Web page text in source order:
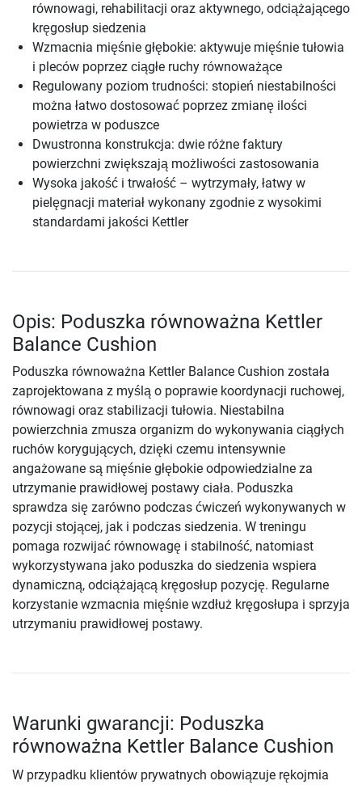
równowagi, rehabilitacji oraz aktywnego, odciążającego
kręgosłup siedzenia
Wzmacnia mięśnie głębokie: aktywuje mięśnie tułowia
i pleców poprzez ciągłe ruchy równoważące
Regulowany poziom trudności: stopień niestabilności
można łatwo dostosować poprzez zmianę ilości
powietrza w poduszce
Dwustronna konstrukcja: dwie różne faktury
powierzchni zwiększają możliwości zastosowania
Wysoka jakość i trwałość – wytrzymały, łatwy w
pielęgnacji materiał wykonany zgodnie z wysokimi
standardami jakości Kettler
Opis: Poduszka równoważna Kettler
Balance Cushion
Poduszka równoważna Kettler Balance Cushion została
zaprojektowana z myślą o poprawie koordynacji ruchowej,
równowagi oraz stabilizacji tułowia. Niestabilna
powierzchnia zmusza organizm do wykonywania ciągłych
ruchów korygujących, dzięki czemu intensywnie
angażowane są mięśnie głębokie odpowiedzialne za
utrzymanie prawidłowej postawy ciała. Poduszka
sprawdza się zarówno podczas ćwiczeń wykonywanych w
pozycji stojącej, jak i podczas siedzenia. W treningu
pomaga rozwijać równowagę i stabilność, natomiast
wykorzystywana jako poduszka do siedzenia wspiera
dynamiczną, odciążającą kręgosłup pozycję. Regularne
korzystanie wzmacnia mięśnie wzdłuż kręgosłupa i sprzyja
utrzymaniu prawidłowej postawy.
Warunki gwarancji: Poduszka
równoważna Kettler Balance Cushion
W przypadku klientów prywatnych obowiązuje rękojmia